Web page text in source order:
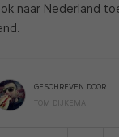
naar Nederland
GESCHREVEN DOOR
TOM DIJKEMA